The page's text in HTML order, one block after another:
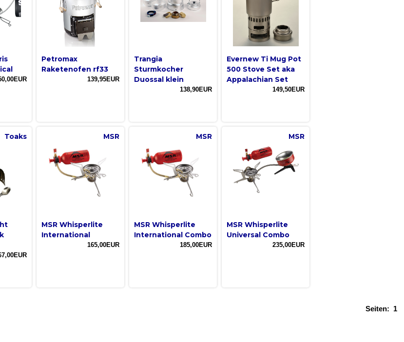
Petromax
Raketenofen rf33
139,95EUR
Trangia
Sturmkocher
Duossal klein
138,90EUR
Evernew Ti Mug Pot
500 Stove Set aka
Appalachian Set
149,50EUR
Toaks MSR
MSR Whisperlite
International
165,00EUR
MSR
MSR Whisperlite
International Combo
185,00EUR
MSR
MSR Whisperlite
Universal Combo
235,00EUR
Seiten: 1